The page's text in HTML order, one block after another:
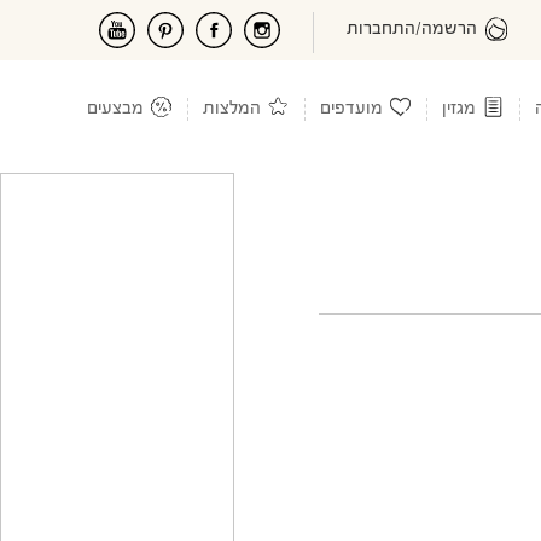
הרשמה/התחברות
מגזין מועדפים המלצות מבצעים